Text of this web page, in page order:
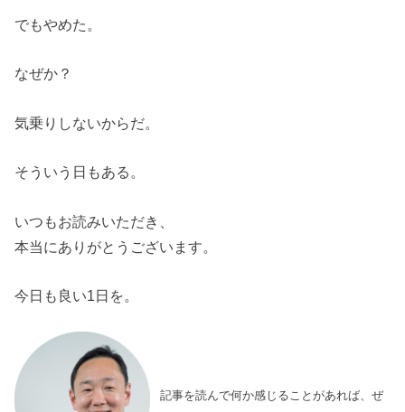
でもやめた。
なぜか？
気乗りしないからだ。
そういう日もある。
いつもお読みいただき、
本当にありがとうございます。
今日も良い1日を。
記事を読んで何か感じることがあれば、ぜ